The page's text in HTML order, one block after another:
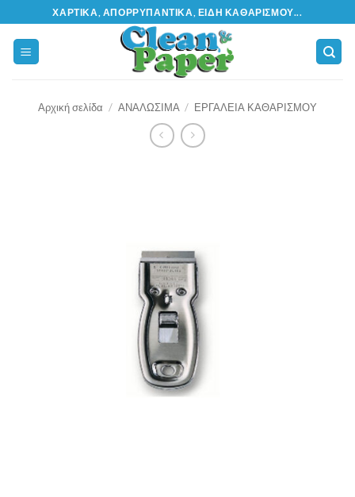
Μετάβαση
στο
περιεχόμενο
ΧΑΡΤΙΚΆ, ΑΠΟΡΡΥΠΑΝΤΙΚΆ, ΕΊΔΗ ΚΑΘΑΡΙΣΜΟΎ...
Αρχική σελίδα / ΑΝΑΛΩΣΙΜΑ / ΕΡΓΑΛΕΙΑ ΚΑΘΑΡΙΣΜΟΥ